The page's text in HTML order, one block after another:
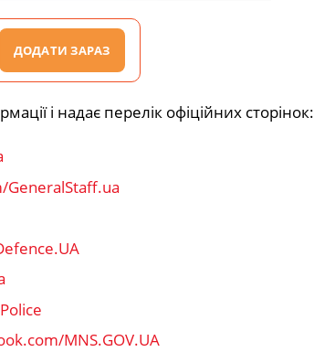
ДОДАТИ ЗАРАЗ
і надає перелік офіційних сторінок:
MNS.GOV.UA